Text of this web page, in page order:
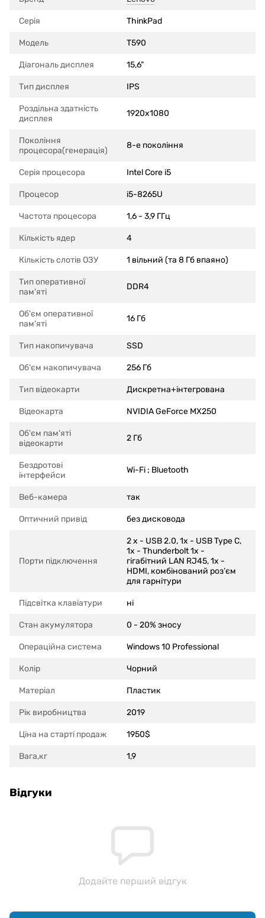
Серія ThinkPad
Модель T590
Діагональ дисплея 15,6"
Тип дисплея IPS
Роздільна здатність
дисплея
1920x1080
Покоління
процесора(генерація)
8-е покоління
Серія процесора Intel Core i5
Процесор i5-8265U
Частота процесора 1,6 - 3,9 ГГц
Кількість ядер 4
Кількість слотів ОЗУ 1 вільний (та 8 Гб впаяно)
Тип оперативної
пам'яті
DDR4
Об'єм оперативної
пам'яті
16 Гб
Тип накопичувача SSD
Об'єм накопичувача 256 Гб
Тип відеокарти Дискретна+інтегрована
Відеокарта NVIDIA GeForce MX250
Об'єм пам'яті
відеокарти
2 Гб
Бездротові
інтерфейси
Wi-Fi ; Bluetooth
Веб-камера так
Оптичний привід без дисковода
Порти підключення
2 x - USB 2.0, 1x - USB Type C,
1x - Thunderbolt 1x -
гігабітний LAN RJ45, 1x -
HDMI, комбінований роз’єм
для гарнітури
Підсвітка клавіатури ні
Стан акумулятора 0 - 20% зносу
Операційна система Windows 10 Professional
Колір Чорний
Матеріал Пластик
Рік виробництва 2019
Ціна на старті продаж 1950$
Вага,кг 1,9
Відгуки
Додайте перший відгук